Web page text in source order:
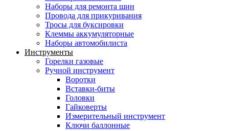
Наборы для ремонта шин
Провода для прикуривания
Тросы для буксировки
Клеммы аккумуляторные
Наборы автомобилиста
Инструменты
Горелки газовые
Ручной инструмент
Воротки
Вставки-биты
Головки
Гайковерты
Измерительный инструмент
Ключи баллонные